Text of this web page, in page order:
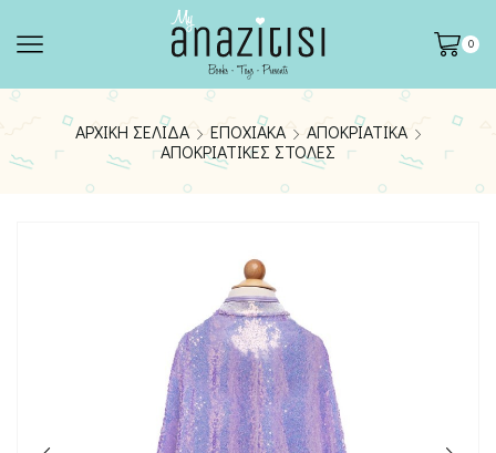
0
ΑΡΧΙΚΉ ΣΕΛΊΔΑ ΕΠΟΧΙΑΚΆ
ΑΠΟΚΡΙΆΤΙΚΑ
ΑΠΟΚΡΙΆΤΙΚΕΣ ΣΤΟΛΈΣ